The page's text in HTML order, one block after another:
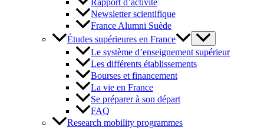
Rapport d’activité
Newsletter scientifique
France Alumni Suède
Études supérieures en France
Le système d’enseignement supérieur
Les différents établissements
Bourses et financement
La vie en France
Se préparer à son départ
FAQ
Research mobility programmes